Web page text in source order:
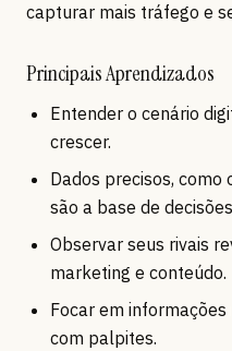
capturar mais tráfego e
Principais Aprendizados
Entender o cenário
crescer.
Dados precisos,
são a base de
Observar seus rivais
marketing e conteúdo.
Focar em
com palpites.